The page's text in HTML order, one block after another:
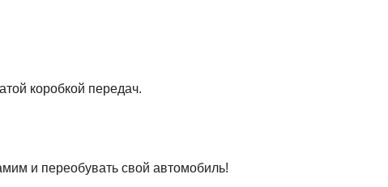
коробкой передач.
и переобувать свой автомобиль!